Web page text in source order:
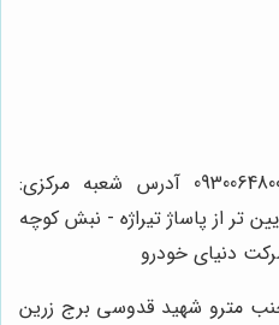
09221271382 09909511373 09300648006 آدرس شعبه مرکزی:
تر از پاساژ تیراژه - نبش کوچه
جنب مترو شهید قدوسی برج زرین